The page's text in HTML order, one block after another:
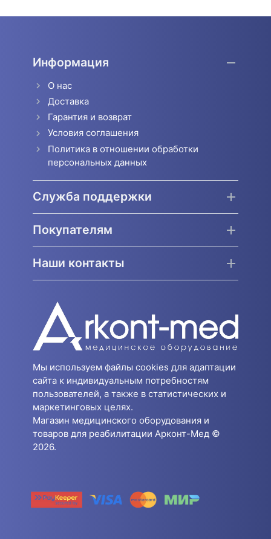
Информация
О нас
Доставка
Гарантия и возврат
Условия соглашения
Политика в отношении обработки
персональных данных
Служба поддержки
Покупателям
Наши контакты
Мы используем файлы cookies для адаптации
сайта к индивидуальным потребностям
пользователей, а также в статистических и
маркетинговых целях.
Магазин медицинского оборудования и
товаров для реабилитации Арконт-Мед ©
2026.